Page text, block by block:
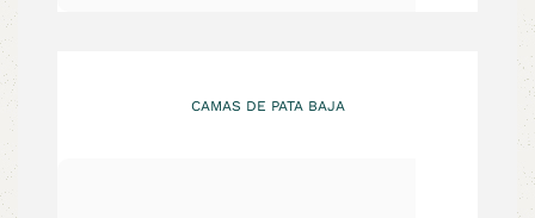
CAMAS DE PATA BAJA